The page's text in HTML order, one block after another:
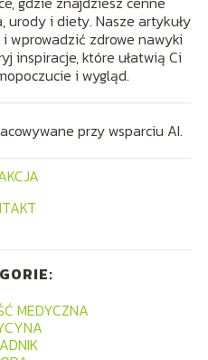
i diety. Nasze artykuły
wprowadzić zdrowe nawyki
inspiracje, które ułatwią Ci
i wygląd.
przy wsparciu AI.
MEDYCZNA